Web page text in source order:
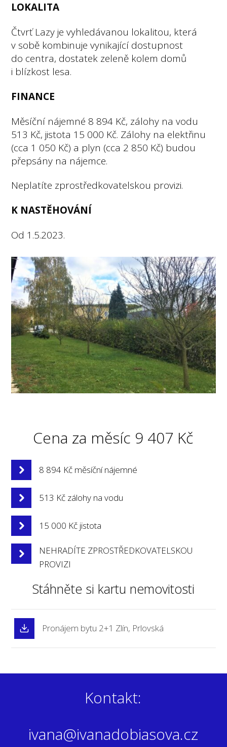
LOKALITA
Čtvrť Lazy je vyhledávanou lokalitou, která
v sobě kombinuje vynikající dostupnost
do centra, dostatek zeleně kolem domů
i blízkost lesa.
FINANCE
Měsíční nájemné 8 894 Kč, zálohy na vodu
513 Kč, jistota 15 000 Kč. Zálohy na elektřinu
(cca 1 050 Kč) a plyn (cca 2 850 Kč) budou
přepsány na nájemce.
Neplatíte zprostředkovatelskou provizi.
K NASTĚHOVÁNÍ
Od 1.5.2023.
Cena za měsíc 9 407 Kč
8 894 Kč měsíční nájemné
513 Kč zálohy na vodu
15 000 Kč jistota
NEHRADÍTE ZPROSTŘEDKOVATELSKOU
PROVIZI
Stáhněte si kartu nemovitosti
Pronájem bytu 2+1 Zlín, Prlovská
Kontakt:
ivana@ivanadobiasova.cz